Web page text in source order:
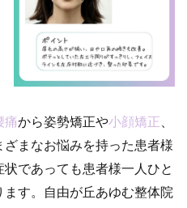
痛から姿勢矯正や小顔矯正
まなお悩みを持った患者様
であっても患者様一人ひと
す。自由が丘あゆむ整体院